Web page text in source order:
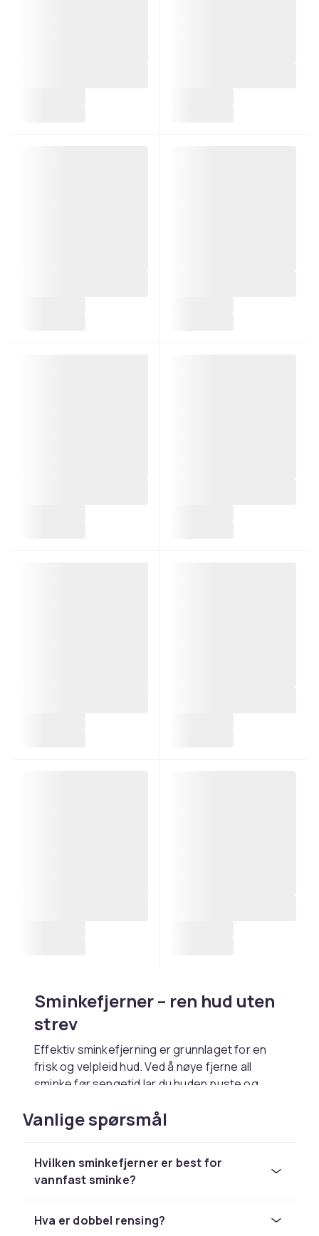
Sminkefjerner – ren hud uten
strev
Effektiv sminkefjerning er grunnlaget for en
frisk og velpleid hud. Ved å nøye fjerne all
sminke før sengetid lar du huden puste og
finner du et bredt sortiment av
sminkefjerningsprodukter – fra milde
bestillinger leveres raskt og trygt med sikker
betaling.
Micellarvann for rask rensing
Vanlige spørsmål
Hvilken sminkefjerner er best for
vannfast sminke?
Hva er dobbel rensing?